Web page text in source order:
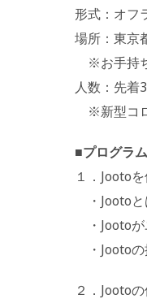
形式：オフ
場所：東京
※お手持
人数：先着
※新型コ
■プログラム
１．Jooto
・Jootoと
・Jootoが
・Jootoの
２．Jooto